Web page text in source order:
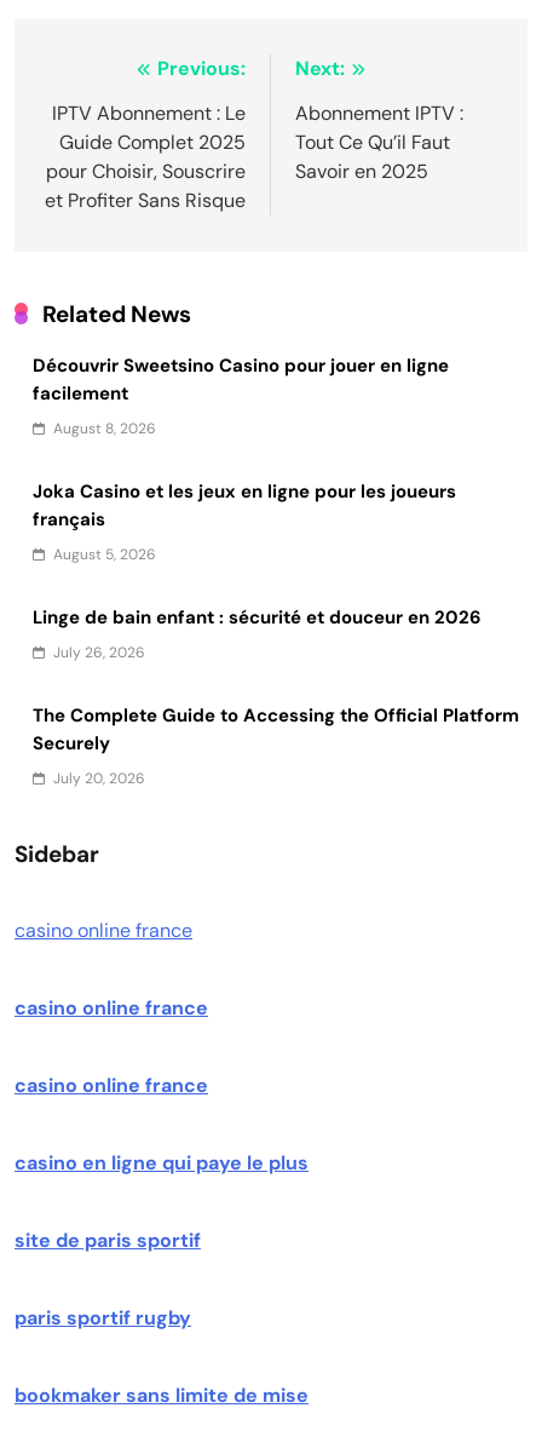
navigation
Previous:
IPTV Abonnement : Le
Guide Complet 2025
pour Choisir, Souscrire
et Profiter Sans Risque
Next:
Abonnement IPTV :
Tout Ce Qu’il Faut
Savoir en 2025
Related News
Découvrir Sweetsino Casino pour jouer en ligne
facilement
August 8, 2026
Joka Casino et les jeux en ligne pour les joueurs
français
August 5, 2026
Linge de bain enfant : sécurité et douceur en 2026
July 26, 2026
The Complete Guide to Accessing the Official Platform
Securely
July 20, 2026
Sidebar
casino online france
casino online france
casino online france
casino en ligne qui paye le plus
site de paris sportif
paris sportif rugby
bookmaker sans limite de mise